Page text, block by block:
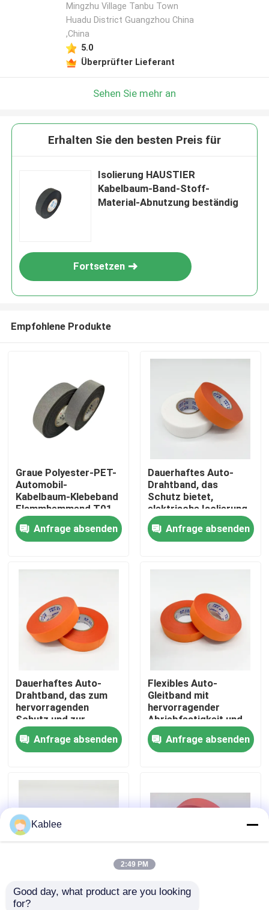
Produkte
Videos
Über uns
Fabrik Tour
Kontakt
Kabelbaumband für die Automobilindustrie
Mingzhu Village Tanbu Town
Huadu District Guangzhou China
,China
5.0
Überprüfter Lieferant
Sehen Sie mehr an
Erhalten Sie den besten Preis für
Isolierung HAUSTIER
Kabelbaum-Band-Stoff-
Material-Abnutzung beständig
Fortsetzen
Empfohlene Produkte
Graue Polyester-PET-
Automobil-
Kabelbaum-Klebeband
Flammhemmend T01
Anfrage absenden
Dauerhaftes Auto-
Drahtband, das
Schutz bietet,
elektrische Isolierung
und lang anhaltende
Leistung für
Anfrage absenden
Dauerhaftes Auto-
Drahtband, das zum
hervorragenden
Schutz und zur
elektrischen Isolierung
der
Fahrzeugverkabelung
Anfrage absenden
Flexibles Auto-
Gleitband mit
hervorragender
Abriebfestigkeit und
elektrischer Isolierung
für Fahrzeuge
Anfrage absenden
0,25 mm Kablee T01
Auto-Kabelbaum-
Verlängerung ≥ 10%
Kablee
2:49 PM
Good day, what product are you looking
for?